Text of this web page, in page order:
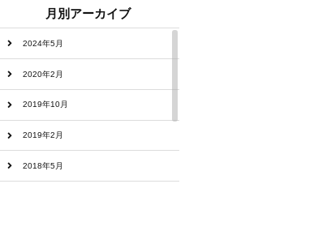
月別アーカイブ
2024年5月
2020年2月
2019年10月
2019年2月
2018年5月